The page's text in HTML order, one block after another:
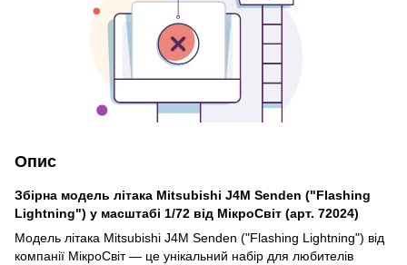
Опис
Збірна модель літака Mitsubishi J4M Senden ("Flashing
Lightning") у масштабі 1/72 від МікроСвіт (арт. 72024)
Модель літака Mitsubishi J4M Senden ("Flashing Lightning") від
компанії МікроСвіт — це унікальний набір для любителів